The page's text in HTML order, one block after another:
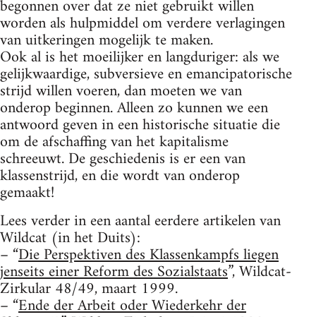
begonnen over dat ze niet gebruikt willen
worden als hulpmiddel om verdere verlagingen
van uitkeringen mogelijk te maken.
Ook al is het moeilijker en langduriger: als we
gelijkwaardige, subversieve en emancipatorische
strijd willen voeren, dan moeten we van
onderop beginnen. Alleen zo kunnen we een
antwoord geven in een historische situatie die
om de afschaffing van het kapitalisme
schreeuwt. De geschiedenis is er een van
klassenstrijd, en die wordt van onderop
gemaakt!
Lees verder in een aantal eerdere artikelen van
Wildcat (in het Duits):
– “Die Perspektiven des Klassenkampfs liegen
jenseits einer Reform des Sozialstaats”, Wildcat-
Zirkular 48/49, maart 1999.
– “Ende der Arbeit oder Wiederkehr der